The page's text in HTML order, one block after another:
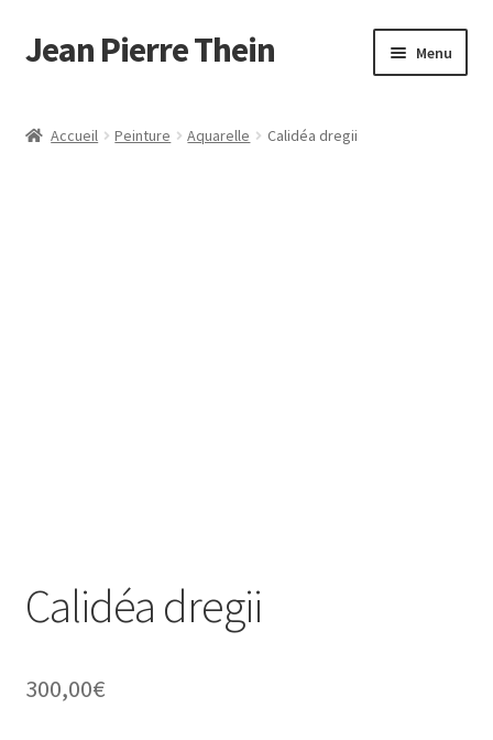
Aller
à
navigation
Aller
au
Jean Pierre Thein Menu
Accueil Peinture Aquarelle Calidéa dregii
Calidéa dregii
300,00€